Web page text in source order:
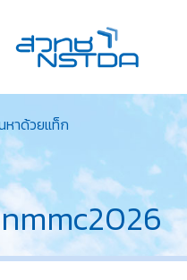
หาด้วยแท็ก